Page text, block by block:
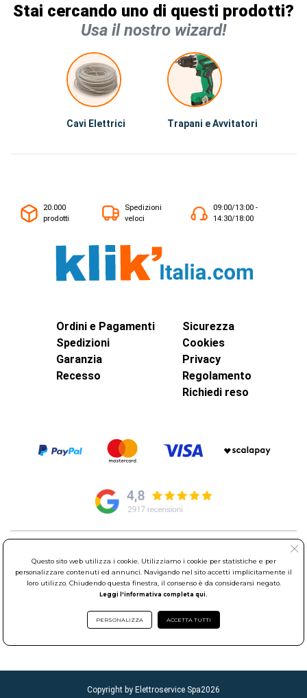
Stai cercando uno di questi prodotti?
Usa il nostro wizard!
Cavi Elettrici Trapani e Avvitatori
20.000
prodotti
Spedizioni
veloci
09:00/13:00 -
14:30/18:00
Ordini e Pagamenti
Spedizioni
Garanzia
Recesso
Sicurezza
Cookies
Privacy
Regolamento
Richiedi reso
00015 Monterotondo Scalo (RM)
Partita Iva: 01586761007 - Codice Fiscale: 06634500588 Capitale
Sociale 1.600.000,00 Euro i.v. Iscritto al Registro delle Imprese di
Sede Operativa: Via Leonardo da Vinci, 40 - 00015 Monterotondo
Scalo (RM) - Telefono:06.90095358
Copyright by Elettroservice Spa2026
Questo sito web utilizza i cookie. Utilizziamo i cookie per statistiche e per
personalizzare contenuti ed annunci. Navigando nel sito accetti implicitamente il
loro utilizzo. Chiudendo questa finestra, il consenso è da considerarsi negato.
Leggi l'informativa completa qui.
PERSONALIZZA ACCETTA TUTTI